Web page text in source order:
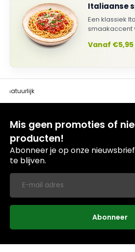
Italiaanse
Een klassiek
smaakaccent
Vanaf €5,95
natuurlijk
Mis geen promoties of
producten!
Abonneer je op onze
te blijven.
Abonneer